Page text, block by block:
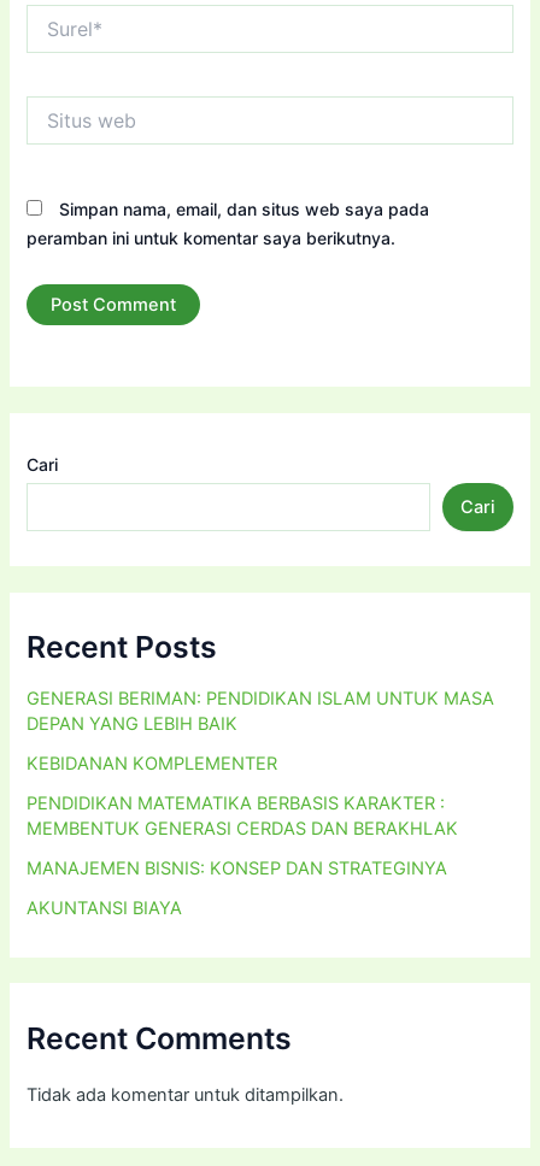
web
Simpan nama, email, dan situs web saya pada
peramban ini untuk komentar saya berikutnya.
Cari
Cari
Recent Posts
GENERASI BERIMAN: PENDIDIKAN ISLAM UNTUK MASA
DEPAN YANG LEBIH BAIK
KEBIDANAN KOMPLEMENTER
PENDIDIKAN MATEMATIKA BERBASIS KARAKTER :
MEMBENTUK GENERASI CERDAS DAN BERAKHLAK
MANAJEMEN BISNIS: KONSEP DAN STRATEGINYA
AKUNTANSI BIAYA
Recent Comments
Tidak ada komentar untuk ditampilkan.